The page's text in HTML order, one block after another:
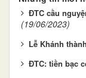
ĐTC cầu
(19/06/2023)
Lễ Khánh
ĐTC: tiền bạc